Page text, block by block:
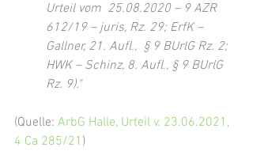
Urteil vom  25.08.2020 – 9 AZR
612/19 – juris, Rz. 29; ErfK –
Gallner, 21. Aufl.,  § 9 BUrlG Rz. 2;
HWK – Schinz, 8. Aufl., § 9 BUrlG
Rz. 9)."
(Quelle: ArbG Halle, Urteil v. 23.06.2021,
4 Ca 285/21 )